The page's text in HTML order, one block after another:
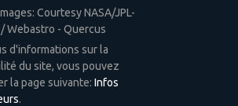
Courtesy NASA/JPL-
Webastro - Quercus
d'informations sur la
du site, vous pouvez
la page suivante: Infos
.